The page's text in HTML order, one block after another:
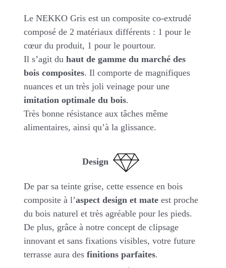
Le NEKKO Gris est un composite co-extrudé
composé de 2 matériaux différents : 1 pour le
cœur du produit, 1 pour le pourtour.
Il s’agit du haut de gamme du marché des
bois composites. Il comporte de magnifiques
nuances et un très joli veinage pour une
imitation optimale du bois.
Très bonne résistance aux tâches même
alimentaires, ainsi qu’à la glissance.
Design
De par sa teinte grise, cette essence en bois
composite à l’aspect design et mateest proche
du bois naturel et très agréable pour les pieds.
De plus, grâce à notre concept de clipsage
innovant et sans fixations visibles, votre future
terrasse aura des finitions parfaites.